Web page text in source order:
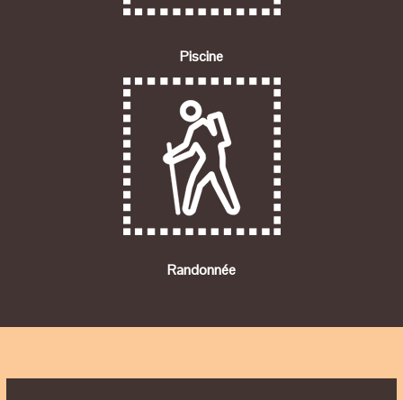
Piscine
Randonnée